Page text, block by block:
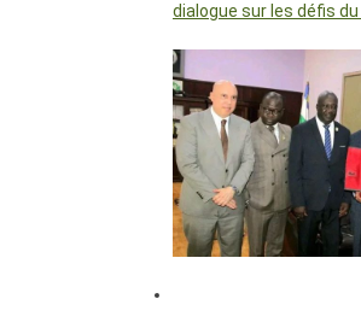
dialogue sur les défis